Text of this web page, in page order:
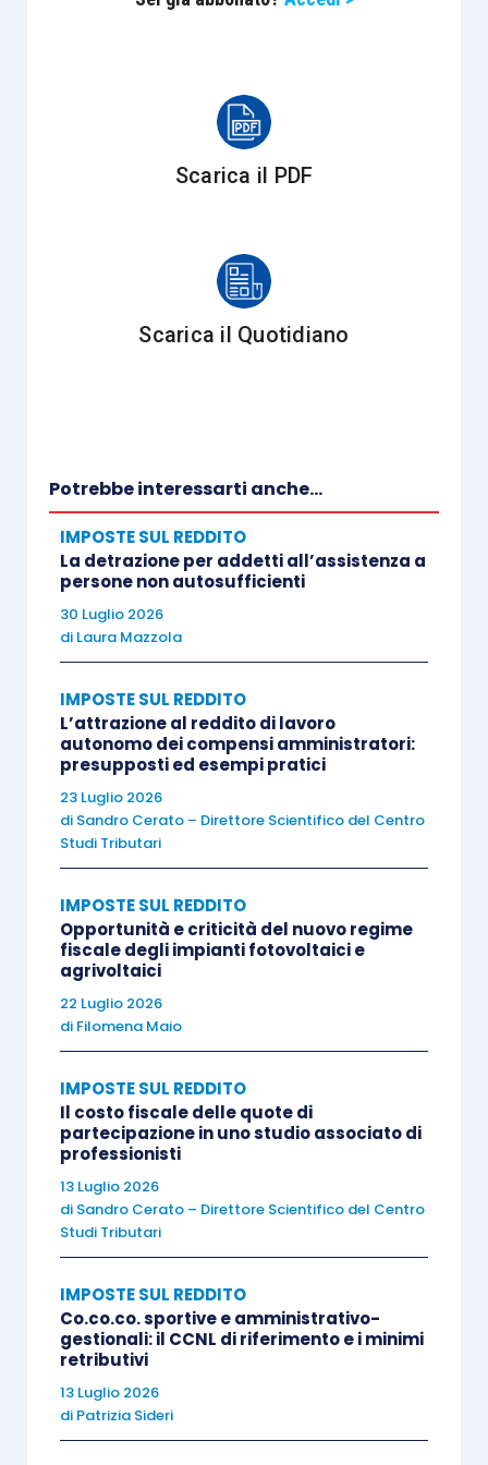
Sul punto l’Amministrazione finanziaria con
circolare 101/E/2000ha chiarito che il principio
disposizione dettata dall’articolo 2963 del codice
proroga di diritto il termine scadente in
Si tratta di una serie somme e valori che, in linea
generale, comportano un
patrimoniale (diretto e indiretto) per il
lavoratore dipendente
inteso escludere
rivestono(si pensi alle somme ai valori erogati
dal datore per la fruizione di servizi di assistenza
ai familiari anziani o non autosufficienti) sia per
incentivarne l’erogazione
l’assegnazione di azioni ai dipendenti).
Ai sensi dell’articolo 51, comma 2, lettera c),
Tuir, tra lederoghe al principio di
onnicomprensivitàrientrano:
le somministrazioni di vitto da parte del
datore di lavoro;
le somministrazioni di vitto per il
tramite di mense organizzate
direttamente dal datore di lavoro o
gestite da terzi
le prestazioni sostitutive delle
giornaliero di euro 4, aumentato a euro 8
nel caso in cui le stesse siano rese in
forma elettronica. Le indennità sostitutive
delle somministrazioni di vitto
corrisposte agliaddetti ai cantieri edili,
Scarica il PDF
Scarica il Quotidiano
Potrebbe interessarti anche...
IMPOSTE SUL REDDITO
La detrazione per addetti all’assistenza a
persone non autosufficienti
30 Luglio 2026
di Laura Mazzola
IMPOSTE SUL REDDITO
L’attrazione al reddito di lavoro
autonomo dei compensi amministratori:
presupposti ed esempi pratici
23 Luglio 2026
di Sandro Cerato – Direttore Scientifico del Centro
Studi Tributari
IMPOSTE SUL REDDITO
Opportunità e criticità del nuovo regime
fiscale degli impianti fotovoltaici e
agrivoltaici
22 Luglio 2026
di Filomena Maio
IMPOSTE SUL REDDITO
Il costo fiscale delle quote di
partecipazione in uno studio associato di
professionisti
13 Luglio 2026
di Sandro Cerato – Direttore Scientifico del Centro
Studi Tributari
IMPOSTE SUL REDDITO
Co.co.co. sportive e amministrativo-
gestionali: il CCNL di riferimento e i minimi
retributivi
13 Luglio 2026
di Patrizia Sideri